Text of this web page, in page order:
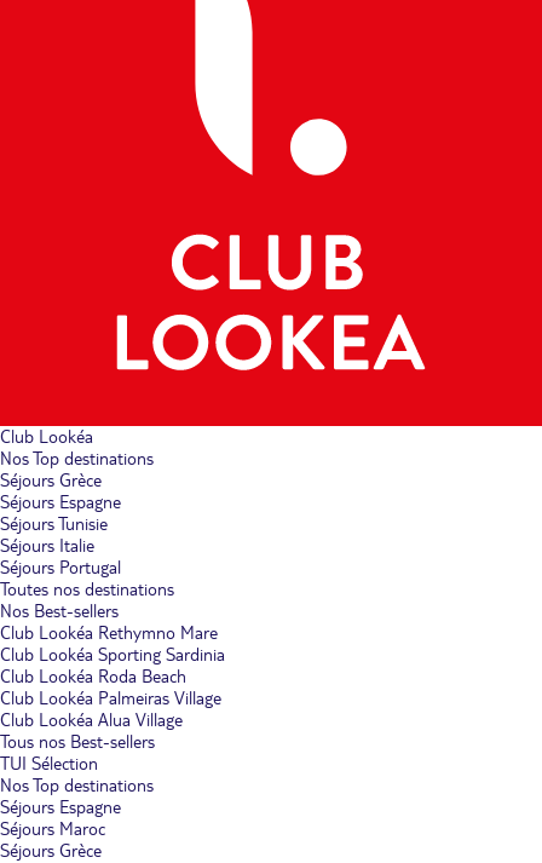
Club Lookéa
Nos Top destinations
Séjours Grèce
Séjours Espagne
Séjours Tunisie
Séjours Italie
Séjours Portugal
Toutes nos destinations
Nos Best-sellers
Club Lookéa Rethymno Mare
Club Lookéa Sporting Sardinia
Club Lookéa Roda Beach
Club Lookéa Palmeiras Village
Club Lookéa Alua Village
Tous nos Best-sellers
TUI Sélection
Nos Top destinations
Séjours Espagne
Séjours Maroc
Séjours Grèce